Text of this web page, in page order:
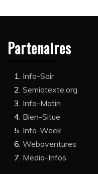
Partenaires
Info-Soir
Semiotexte.org
Info-Matin
Bien-Situe
Info-Week
Webaventures
Media-Infos